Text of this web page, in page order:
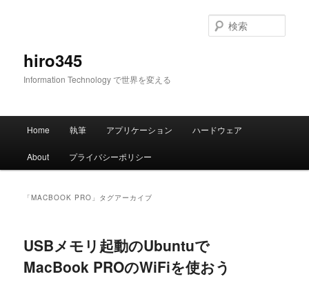
hiro345
Information Technology で世界を変える
索
メ
Home 執筆 アプリケーション ハードウェア
About プライバシーポリシー
「MACBOOK PRO 」タグアーカイブ
USBメモリ起動のUbuntuで
MacBook PROのWiFiを使おう